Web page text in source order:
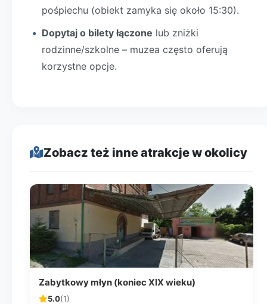
pośpiechu (obiekt zamyka się około 15:30).
Dopytaj o bilety łączone lub zniżki
rodzinne/szkolne – muzea często oferują
korzystne opcje.
Zobacz też inne atrakcje w okolicy
Zabytkowy młyn (koniec XIX wieku)
5.0(1)